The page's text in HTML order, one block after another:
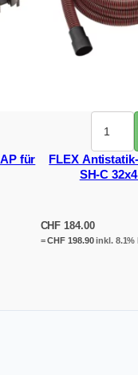
für
FLEX
SH-C
CHF 184.00
=CHF 198.90inkl. 8.1%